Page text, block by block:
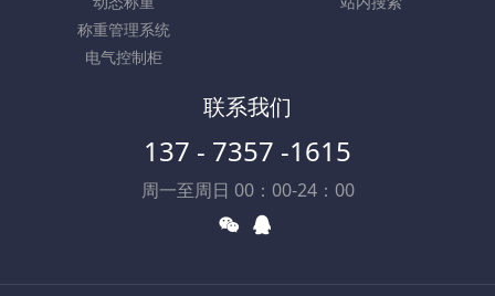
称重管理系统
电气控制柜
联系我们
137 - 7357 -1615
周一至周日 00：00-24：00